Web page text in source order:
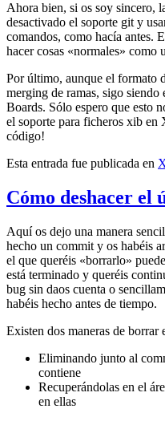
Ahora bien, si os soy sincero,
desactivado el soporte git y
comandos, como hacía antes.
hacer cosas «normales» como
Por último, aunque el formato
merging de ramas, sigo
Boards. Sólo espero que esto
el soporte para ficheros xib en
código!
Esta entrada fue publicada en
Cómo deshacer
Aquí os dejo una manera
hecho un commit y os habéis
el que queréis «borrarlo»
está terminado y queréis
bug sin daos cuenta o
habéis hecho antes de tiempo.
Existen dos maneras de borrar
Eliminando junto al
contiene
Recuperándolas en el
en ellas